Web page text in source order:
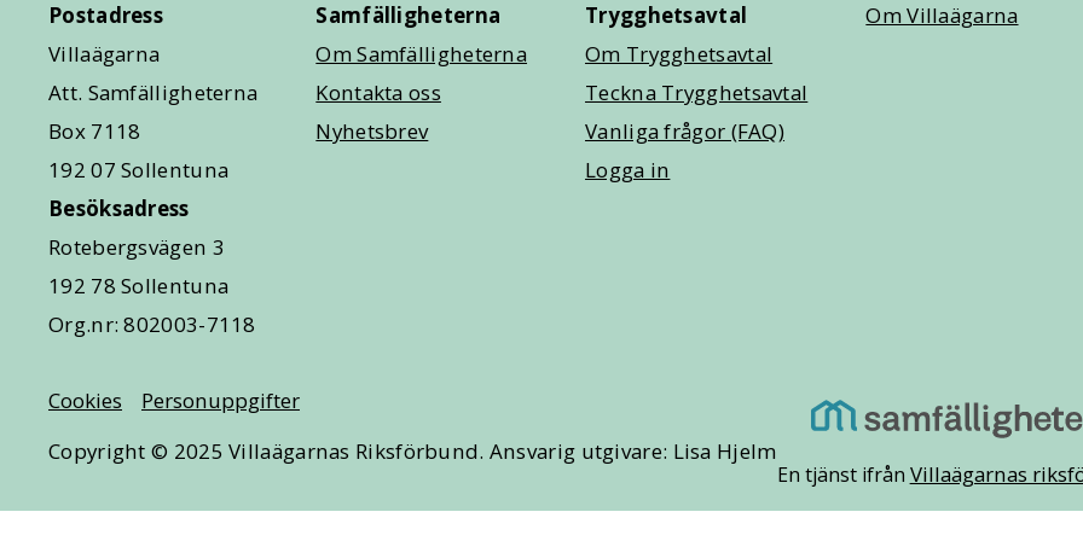
Postadress
Villaägarna
Att. Samfälligheterna
Box 7118
192 07 Sollentuna
Besöksadress
Rotebergsvägen 3
192 78 Sollentuna
Org.nr: 802003-7118
Samfälligheterna
Om Samfälligheterna
Kontakta oss
Nyhetsbrev
Trygghetsavtal
Om Trygghetsavtal
Teckna Trygghetsavtal
Vanliga frågor (FAQ)
Logga in
Om Villaägarna
Cookies
Personuppgifter
Copyright © 2025 Villaägarnas Riksförbund. Ansvarig utgivare: Lisa Hjelm
En tjänst ifrån Villaägarnas